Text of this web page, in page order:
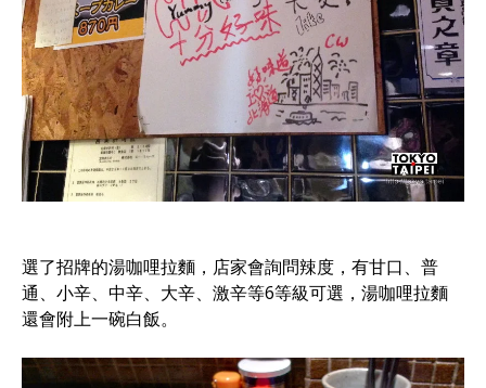
選了招牌的湯咖哩拉麵，店家會詢問辣度，有甘口、普
通、小辛、中辛、大辛、激辛等6等級可選，湯咖哩拉麵
還會附上一碗白飯。